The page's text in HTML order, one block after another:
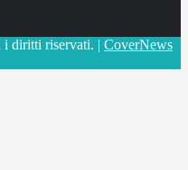
diritti riservati. | CoverNews